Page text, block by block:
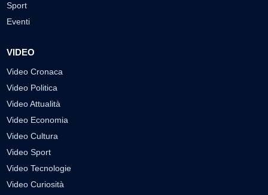
Sport
Eventi
VIDEO
Video Cronaca
Video Politica
Video Attualità
Video Economia
Video Cultura
Video Sport
Video Tecnologie
Video Curiosità